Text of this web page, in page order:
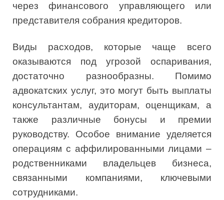
через финансового управляющего или
представителя собрания кредиторов.
Виды расходов, которые чаще всего
оказываются под угрозой оспаривания,
достаточно разнообразны. Помимо
адвокатских услуг, это могут быть выплаты
консультантам, аудиторам, оценщикам, а
также различные бонусы и премии
руководству. Особое внимание уделяется
операциям с аффилированными лицами –
родственниками владельцев бизнеса,
связанными компаниями, ключевыми
сотрудниками.